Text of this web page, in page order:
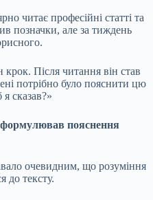
читає професійні статті та
позначки, але за тиждень
Після читання він став
потрібно було пояснити цю
сказав?»
формулював пояснення
очевидним, що розуміння
до тексту.